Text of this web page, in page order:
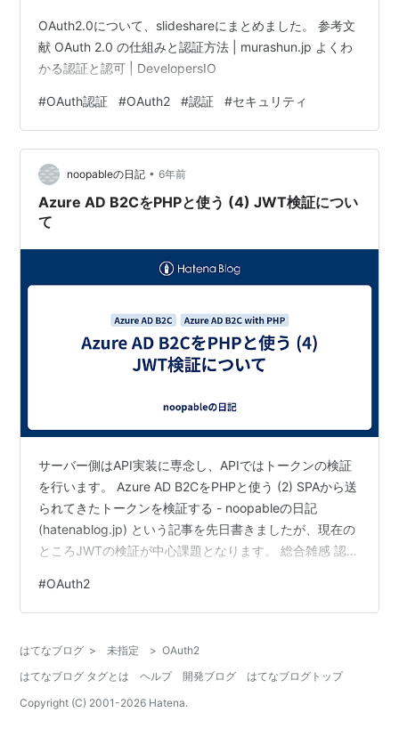
OAuth2.0について、slideshareにまとめました。 参考文
献 OAuth 2.0 の仕組みと認証方法 | murashun.jp よくわ
かる認証と認可 | DevelopersIO
#OAuth認証 #OAuth2 #認証 #セキュリティ
noopableの日記 • 6年前
Azure AD B2CをPHPと使う (4) JWT検証につい
て
サーバー側はAPI実装に専念し、APIではトークンの検証
を行います。 Azure AD B2CをPHPと使う (2) SPAから送
られてきたトークンを検証する - noopableの日記
(hatenablog.jp) という記事を先日書きましたが、現在の
ところJWTの検証が中心課題となります。 総合雑感 認証
Auth0が先行している感じですね。 個人的には、
firebase/jwtがよいかなと思っています。 JWT検証の仕
Get Started with JSON Web Tokens -…
#OAuth2
はてなブログ > 未指定 > OAuth2
はてなブログ タグとは
ヘルプ 開発ブログ
はてなブログトップ
Copyright (C) 2001-2026 Hatena.